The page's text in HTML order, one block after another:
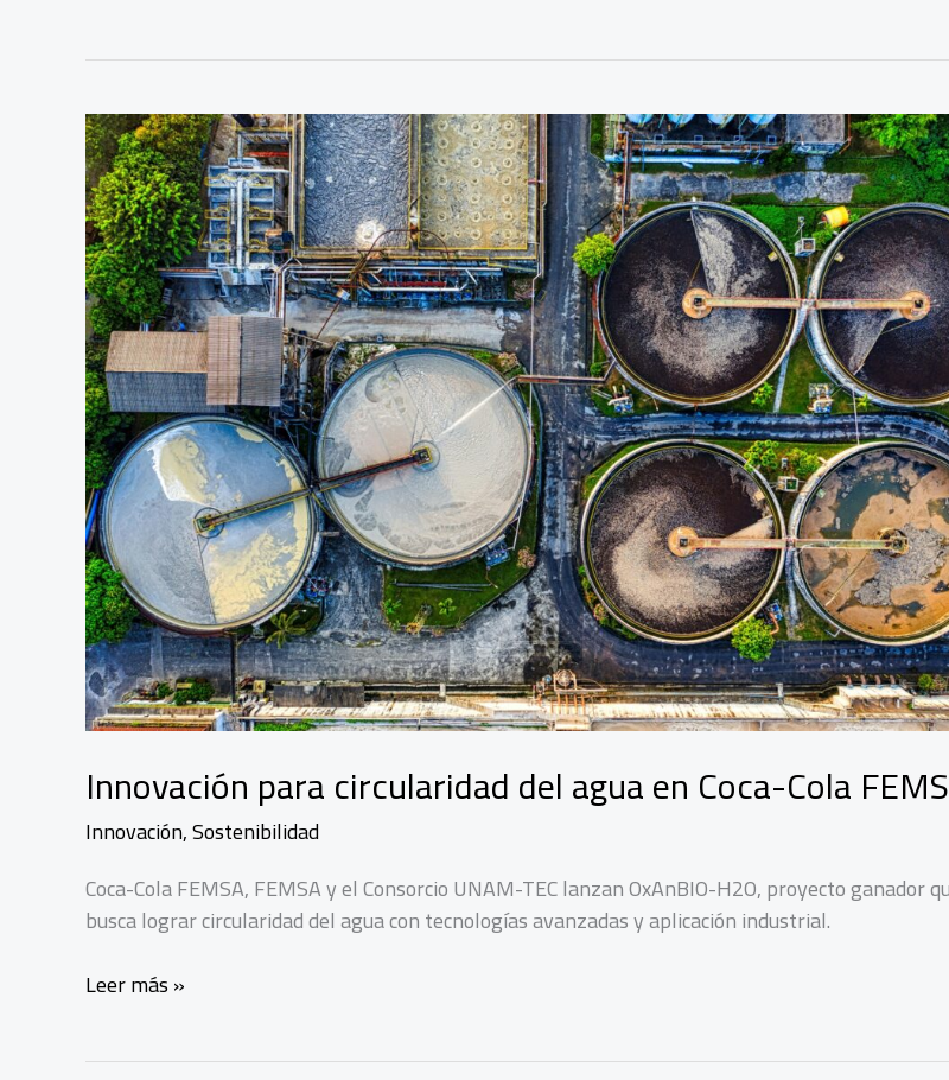
Innovación para circularidad del agua en Coca-Cola
Innovación,Sostenibilidad
Coca-Cola FEMSA, FEMSA y el Consorcio UNAM-TEC lanzan OxAnBIO-H2O, proyecto ganador
busca lograr circularidad del agua con tecnologías avanzadas y aplicación industrial.
Innovación
Leer más »